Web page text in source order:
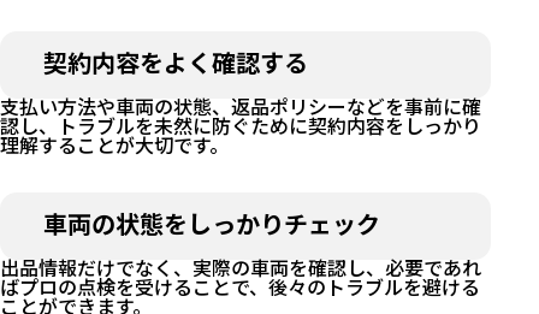
契約内容をよく確認する
支払い方法や車両の状態、返品ポリシーなどを事前に確
認し、トラブルを未然に防ぐために契約内容をしっかり
理解することが大切です。
車両の状態をしっかりチェック
出品情報だけでなく、実際の車両を確認し、必要であれ
ばプロの点検を受けることで、後々のトラブルを避ける
ことができます。